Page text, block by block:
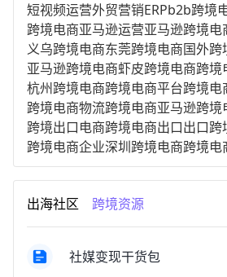
短视频运营外贸营销ERPb2b跨境
跨境电商亚马逊运营亚马逊跨境电
义乌跨境电商东莞跨境电商国外跨
亚马逊跨境电商虾皮跨境电商跨境
杭州跨境电商跨境电商平台跨境电
跨境电商物流跨境电商亚马逊跨境
跨境出口电商跨境电商出口出口跨
跨境电商企业深圳跨境电商跨境电
进口跨境电商跨境电商服务广州跨
跨境电商市场跨境电商创业跨境电
跨境电商开店跨境电商营销
跨境电商商品个人跨境电商跨境电
郑州跨境电商跨境电商趋势
出海社区 跨境资源
社媒变现干货包